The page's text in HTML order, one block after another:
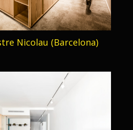
Nicolau (Barcelona)